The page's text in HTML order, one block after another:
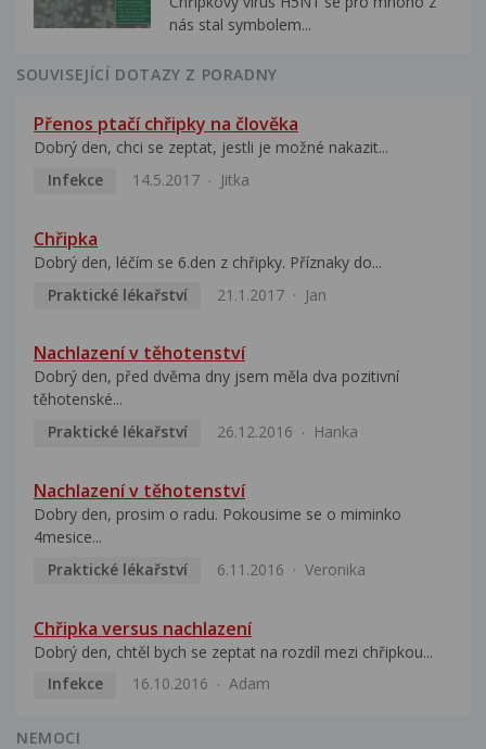
nás stal symbolem...
SOUVISEJÍCÍ DOTAZY Z PORADNY
Přenos ptačí chřipky na člověka
Dobrý den, chci se zeptat, jestli je možné nakazit...
Infekce
14.5.2017 Jitka
Chřipka
Dobrý den, léčím se 6.den z chřipky. Příznaky do...
Praktické lékařství
21.1.2017 Jan
Nachlazení v těhotenství
Dobrý den, před dvěma dny jsem měla dva pozitivní
těhotenské...
Praktické lékařství
26.12.2016 Hanka
Nachlazení v těhotenství
Dobry den, prosim o radu. Pokousime se o miminko
4mesice...
Praktické lékařství
6.11.2016 Veronika
Chřipka versus nachlazení
Dobrý den, chtěl bych se zeptat na rozdíl mezi chřipkou...
Infekce
16.10.2016 Adam
NEMOCI